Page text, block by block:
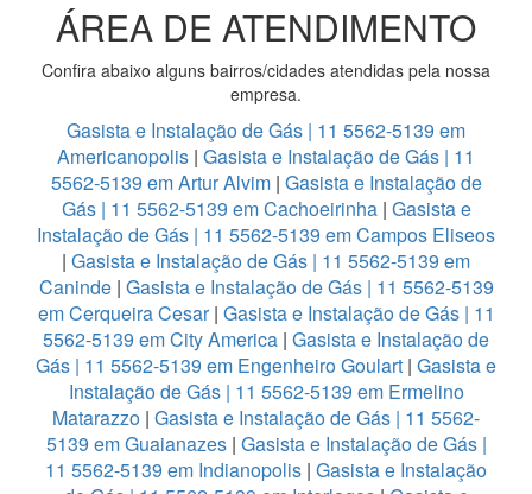
ÁREA DE ATENDIMENTO
Confira abaixo alguns bairros/cidades atendidas pela nossa
empresa.
Gasista e Instalação de Gás | 11 5562-5139 em
Americanopolis | Gasista e Instalação de Gás | 11
5562-5139 em Artur Alvim | Gasista e Instalação de
Gás | 11 5562-5139 em Cachoeirinha| Gasista e
Instalação de Gás | 11 5562-5139 em Campos Eliseos
| Gasista e Instalação de Gás | 11 5562-5139 em
Caninde| Gasista e Instalação de Gás | 11 5562-5139
em Cerqueira Cesar| Gasista e Instalação de Gás | 11
5562-5139 em City America | Gasista e Instalação de
Gás | 11 5562-5139 em Engenheiro Goulart | Gasista e
Instalação de Gás | 11 5562-5139 em Ermelino
Matarazzo | Gasista e Instalação de Gás | 11 5562-
5139 em Guaianazes| Gasista e Instalação de Gás |
11 5562-5139 em Indianopolis | Gasista e Instalação